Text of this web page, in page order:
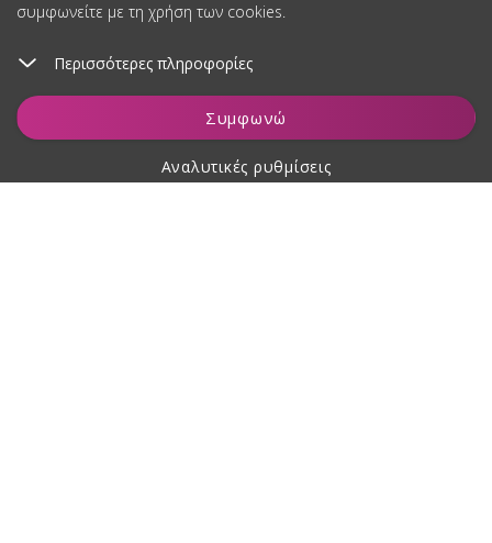
συμφωνείτε με τη χρήση των cookies.
Περισσότερες πληροφορίες
Συμφωνώ
Αναλυτικές ρυθμίσεις
Παρακολούθηση